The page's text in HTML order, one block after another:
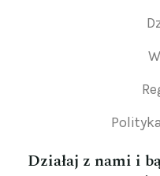
Działaj z nami i